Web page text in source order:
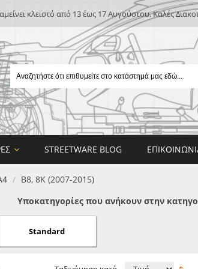
κλειστό από 13 έως 17 Αυγούστου. Καλές
STREETWARE BLOG
/ B8, 8K (2007-2015)
Υποκατηγορίες που ανήκουν στην
Standard